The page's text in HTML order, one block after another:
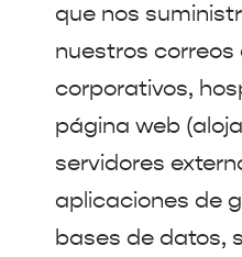
que nos
nuestros correos
corporativos,
página web
servidores
aplicaciones de
bases de datos,